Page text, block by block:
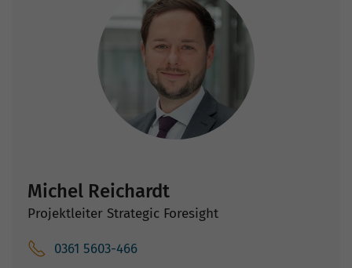
Michel Reichardt
Projektleiter Strategic Foresight
0361 5603-466